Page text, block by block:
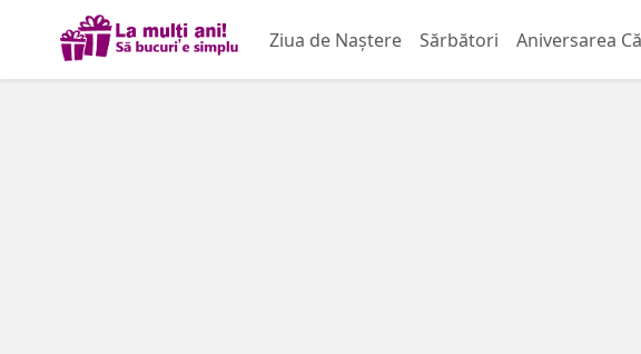
Ziua de Naștere Sărbători Aniversarea